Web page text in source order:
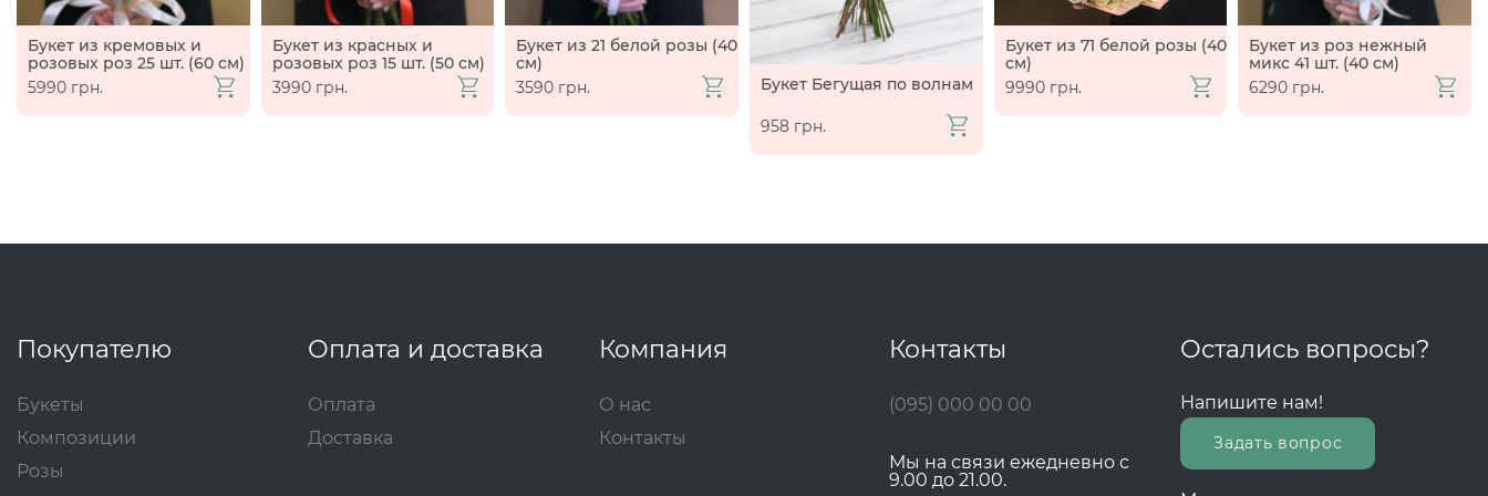
Букет из кремовых и
розовых роз 25 шт. (60 см)
5990 грн.
Букет из красных и
розовых роз 15 шт. (50 см)
3990 грн.
Букет из 21 белой розы (40
см)
3590 грн.
Букет Бегущая по волнам
958 грн.
Букет из 71 белой розы (40
см)
9990 грн.
Букет из роз нежный
микс 41 шт. (40 см)
6290 грн.
Покупателю
Букеты
Композиции
Розы
Оплата и доставка
Оплата
Доставка
Компания
О нас
Контакты
Контакты
(095) 000 00 00
Мы на связи ежедневно с
9.00 до 21.00.
Остались вопросы?
Напишите нам!
Задать вопрос